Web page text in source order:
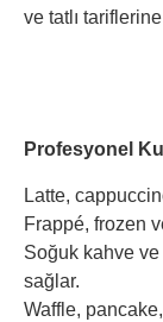
ve tatlı
Profesyonel
Latte,
Frappé, frozen
Soğuk kahve
sağlar.
Waffle,